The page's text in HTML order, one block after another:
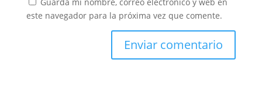
este navegador para la próxima vez que comente.